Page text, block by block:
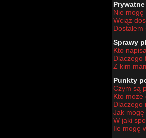
Nie mogę
Wciąż
Sprawy
Kto
Dlaczego
Z kim
Punkty
Czym są
Kto może
Dlaczego
Jak
W jaki
Ile mogę